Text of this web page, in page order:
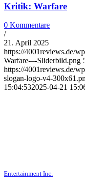
Kritik: Warfare
0 Kommentare
/
21. April 2025
https://4001reviews.de/
Warfare-–-Sliderbild.png
https://4001reviews.de/
slogan-logo-v4-
15:04:532025-04-21
Entertainment Inc.